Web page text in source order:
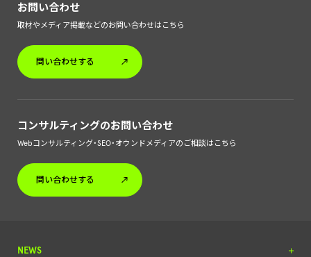
お問い合わせ
取材やメディア掲載などのお問い合わせはこちら
問い合わせする
コンサルティングのお問い合わせ
Webコンサルティング・SEO・オウンドメディアのご相談はこちら
問い合わせする
NEWS